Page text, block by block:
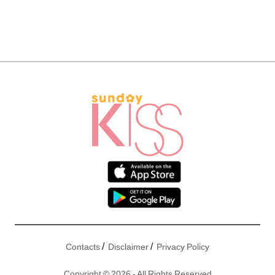
Contacts/ Disclaimer/ Privacy Policy